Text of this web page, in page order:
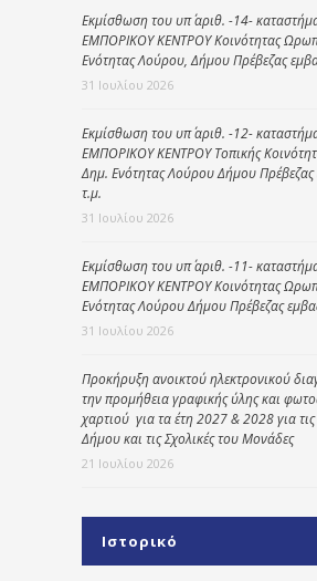
Εκμίσθωση του υπ΄ αριθ. -14-
ΕΜΠΟΡΙΚΟΥ ΚΕΝΤΡΟΥ Κοινότητας
Ενότητας Λούρου, Δήμου Πρέβεζας
31 Ιουλίου 2026
Εκμίσθωση του υπ΄ αριθ. -12-
ΕΜΠΟΡΙΚΟΥ ΚΕΝΤΡΟΥ Τοπικής
Δημ. Ενότητας Λούρου Δήμου
τ.μ.
31 Ιουλίου 2026
Εκμίσθωση του υπ΄ αριθ. -11-
ΕΜΠΟΡΙΚΟΥ ΚΕΝΤΡΟΥ Κοινότητας
Ενότητας Λούρου Δήμου Πρέβεζας
31 Ιουλίου 2026
Προκήρυξη ανοικτού ηλεκτρονικού
την προμήθεια γραφικής ύλης και
χαρτιού για τα έτη 2027 & 2028 για
Δήμου και τις Σχολικές του Μονάδες
21 Ιουλίου 2026
Ιστορικό